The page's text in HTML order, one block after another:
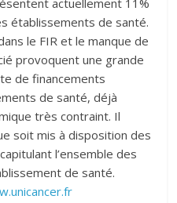
actuellement 11%
établissements de santé.
le FIR et le manque de
provoquent une grande
de financements
de santé, déjà
très contraint. Il
soit mis à disposition des
l’ensemble des
de santé.